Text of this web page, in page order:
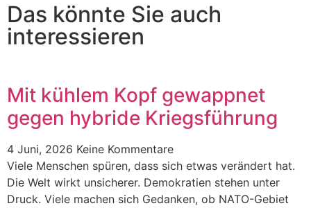
Das könnte Sie auch
interessieren
Mit kühlem Kopf gewappnet
gegen hybride Kriegsführung
4 Juni, 2026 Keine Kommentare
Viele Menschen spüren, dass sich etwas verändert hat.
Die Welt wirkt unsicherer. Demokratien stehen unter
Druck. Viele machen sich Gedanken, ob NATO-Gebiet